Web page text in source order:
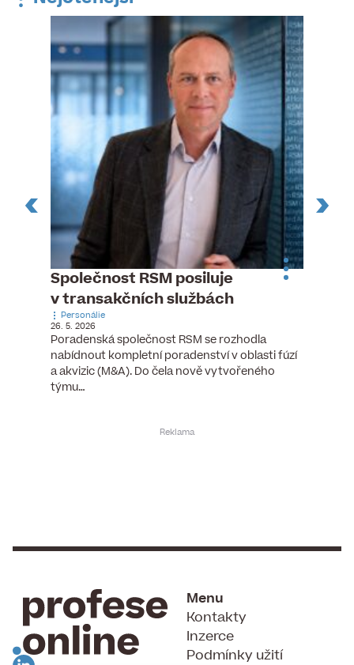
Společnost RSM posiluje
v transakčních službách
Personálie
26. 5. 2026
Poradenská společnost RSM se rozhodla
nabídnout kompletní poradenství v oblasti fúzí
a akvizic (M&A). Do čela nově vytvořeného
týmu…
Menu
Kontakty
Inzerce
Podmínky užití